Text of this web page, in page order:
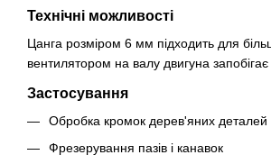
Технічні можливості
Цанга розміром 6 мм підходить для
вентилятором на валу двигуна
Застосування
Обробка кромок дерев'яних деталей
Фрезерування пазів і канавок